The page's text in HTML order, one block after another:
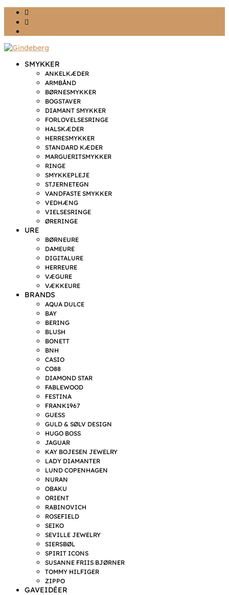
SMYKKER
ANKELKÆDER
ARMBÅND
BØRNESMYKKER
BOGSTAVER
DIAMANT SMYKKER
FORLOVELSESRINGE
HALSKÆDER
HERRESMYKKER
STANDARD KÆDER
MARGUERITSMYKKER
RINGE
SMYKKEPLEJE
STJERNETEGN
VANDFASTE SMYKKER
VEDHÆNG
VIELSESRINGE
ØRERINGE
URE
BØRNEURE
DAMEURE
DIGITALURE
HERREURE
VÆGURE
VÆKKEURE
BRANDS
AQUA DULCE
BAY
BERING
BLUSH
BONETT
BNH
CASIO
CO88
DIAMOND STAR
FABLEWOOD
FESTINA
FRANK1967
GUESS
GULD & SØLV DESIGN
HUGO BOSS
JAGUAR
KAY BOJESEN JEWELRY
LADY DIAMANTER
LUND COPENHAGEN
NURAN
OBAKU
ORIENT
RABINOVICH
ROSEFIELD
SEIKO
SEVILLE JEWELRY
SIERSBØL
SPIRIT ICONS
SUSANNE FRIIS BJØRNER
TOMMY HILFIGER
ZIPPO
GAVEIDÉER